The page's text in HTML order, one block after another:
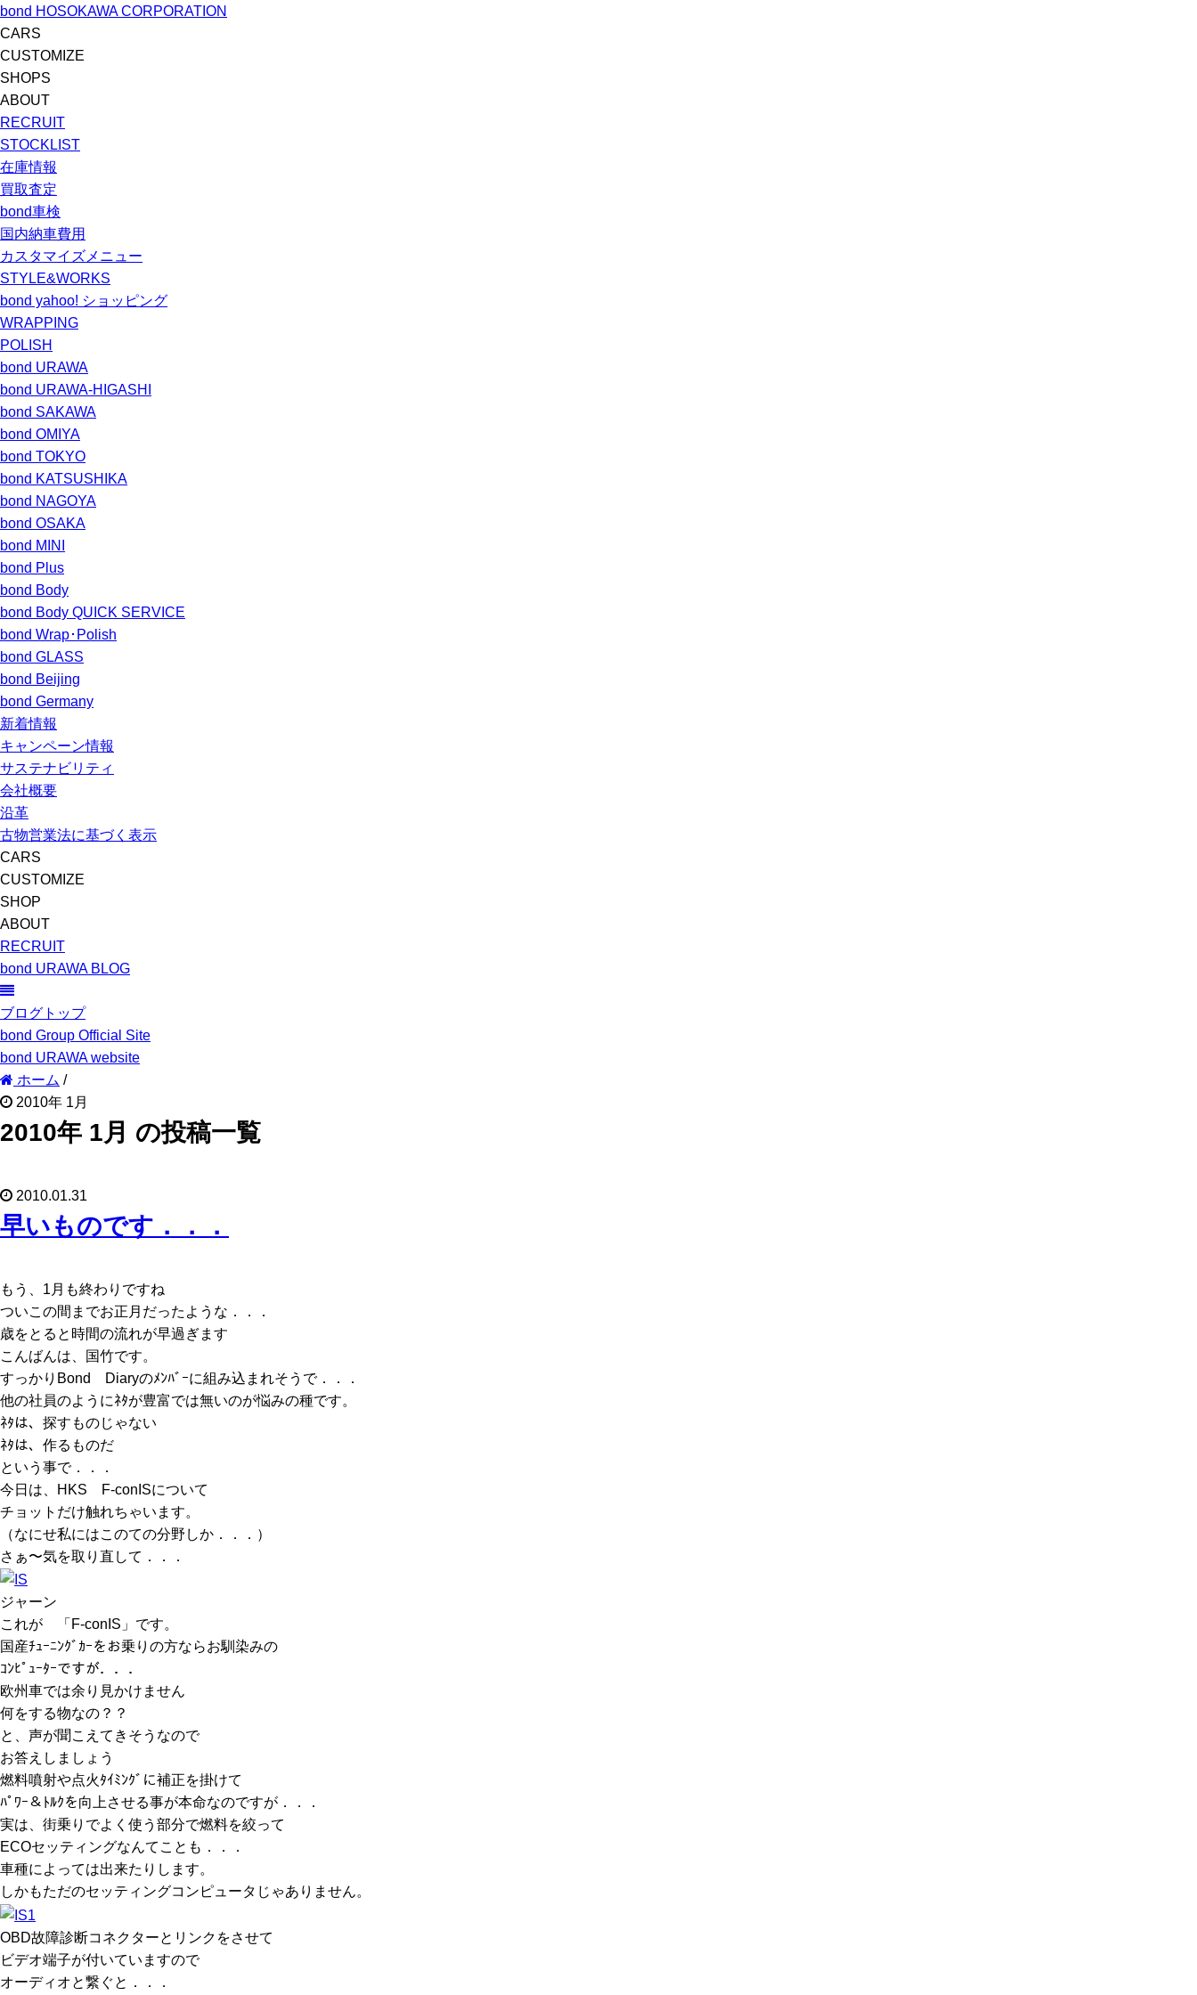
bond HOSOKAWA CORPORATION
CARS
CUSTOMIZE
SHOPS
ABOUT
RECRUIT
STOCKLIST
在庫情報
買取査定
bond車検
国内納車費用
カスタマイズメニュー
STYLE&WORKS
bond yahoo! ショッピング
WRAPPING
POLISH
bond URAWA
bond URAWA-HIGASHI
bond SAKAWA
bond OMIYA
bond TOKYO
bond KATSUSHIKA
bond NAGOYA
bond OSAKA
bond MINI
bond Plus
bond Body
bond Body QUICK SERVICE
bond Wrap･Polish
bond GLASS
bond Beijing
bond Germany
新着情報
キャンペーン情報
サステナビリティ
会社概要
沿革
古物営業法に基づく表示
CARS
CUSTOMIZE
SHOP
ABOUT
RECRUIT
bond URAWA BLOG
ブログトップ
bond Group Official Site
bond URAWA website
ホーム /
2010年 1月
2010年 1月 の投稿一覧
2010.01.31
早いものです．．．
もう、1月も終わりですね
ついこの間までお正月だったような．．．
歳をとると時間の流れが早過ぎます
こんばんは、国竹です。
すっかりBond Diaryのﾒﾝﾊﾞｰに組み込まれそうで．．．
他の社員のようにﾈﾀが豊富では無いのが悩みの種です。
ﾈﾀは、探すものじゃない
ﾈﾀは、作るものだ
という事で．．．
今日は、HKS F-conISについて
チョットだけ触れちゃいます。
（なにせ私にはこのての分野しか．．．）
さぁ〜気を取り直して．．．
ジャーン
これが 「F-conIS」です。
国産ﾁｭｰﾆﾝｸﾞｶｰをお乗りの方ならお馴染みの
ｺﾝﾋﾟｭｰﾀｰですが．．．
欧州車では余り見かけません
何をする物なの？？
と、声が聞こえてきそうなので
お答えしましょう
燃料噴射や点火ﾀｲﾐﾝｸﾞに補正を掛けて
ﾊﾟﾜｰ＆ﾄﾙｸを向上させる事が本命なのですが．．．
実は、街乗りでよく使う部分で燃料を絞って
ECOセッティングなんてことも．．．
車種によっては出来たりします。
しかもただのセッティングコンピュータじゃありません。
OBD故障診断コネクターとリンクをさせて
ビデオ端子が付いていますので
オーディオと繋ぐと．．．